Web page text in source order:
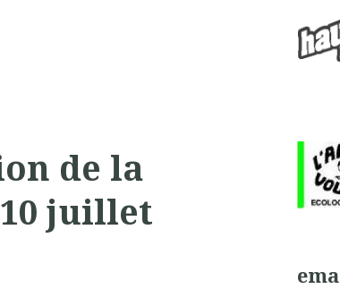
de la
juillet